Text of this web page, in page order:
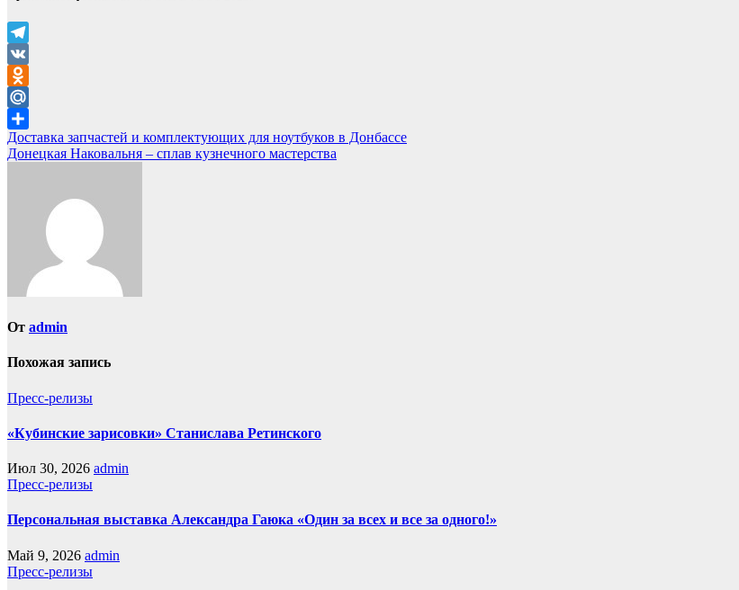
Telegram
VK
Odnoklassniki
Mail.Ru
Отправить
Навигация
по
Доставка запчастей и комплектующих для ноутбуков в Донбассе
Донецкая Наковальня – cплав кузнечного мастерства
От admin
Похожая запись
Пресс-релизы
«Кубинские зарисовки» Станислава Ретинского
Июл 30, 2026 admin
Пресс-релизы
Персональная выставка Александра Гаюка «Один за всех и все за одного!»
Май 9, 2026 admin
Пресс-релизы